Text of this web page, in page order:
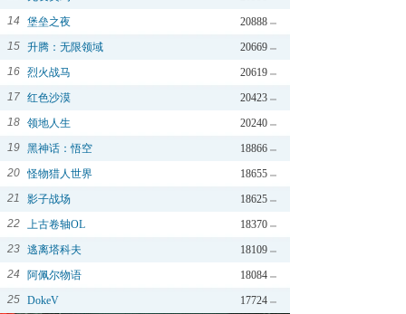
14
20888
堡垒之夜
15
20669
升腾：无限领域
16
20619
烈火战马
17
20423
红色沙漠
18
20240
领地人生
19
18866
黑神话：悟空
20
18655
怪物猎人世界
21
18625
影子战场
22
18370
上古卷轴OL
23
18109
逃离塔科夫
24
18084
阿佩尔物语
25
17724
DokeV